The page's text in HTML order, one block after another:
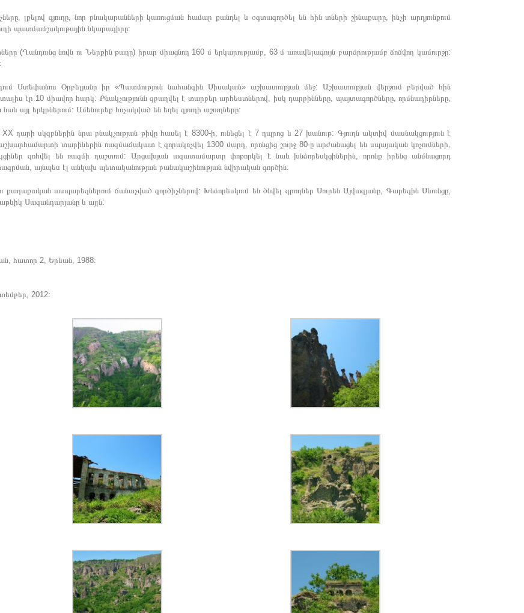
լքելով գյուղը, նոր բնակարանների կառուցման համար քանդել և օգտագործել են հին տների շինաքարը, ինչի արդյունքում
պատմամշակութային նկարագիրը:
(Ղանդունց նովն ու Ներքին թաղը) իրար միացնող 160 մ երկարությամբ, 63 մ առավելագույն բարձրությամբ ճոճվող կամուրջը:
Ստեփանոս Օրբելյանը իր «Պատմություն նահանգին Սիսական» աշխատության մեջ: Աշխատության վերջում բերված հին
էր 10 միավոր հարկ: Բնակչությունն զբաղվել է տարբեր արհեստներով, իսկ դարբինները, պայտագործները, որմնադիրները,
այլ երկրներում: Ամենուրեք հռչակված են եղել գյուղի աշուղները:
դարի սկզբներին նրա բնակչության թիվը հասել է 8300-ի, ունեցել է 7 դպրոց և 27 խանութ: Գյուղն ակտիվ մասնակցություն է
տարիներին ռազմաճակատ է զորակոչվել 1300 մարդ, որոնցից շուրջ 80-ը արժանացել են սպայական կոչումների,
զոհվել են ռազմի դաշտում: Արցախյան ազատամարտը փոթորկել է նաև խնձորեսկցիներին, որոնք իրենց անմնացորդ
այնպես էլ անկախ պետականության բանակաշինության նվիրական գործին:
քաղաքական ասպարեզներում ճանաչված գործիչներով: Խնձորեսկում են ծնվել գրողներ Սուրեն Այվազյանը, Գարեգին Սևունցը,
Սազանդարյանը և այլն:
հատոր 2, Երևան, 1988:
2012: